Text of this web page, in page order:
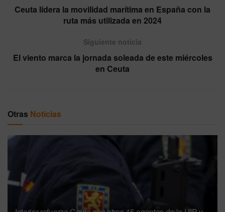
Ceuta lidera la movilidad marítima en España con la
ruta más utilizada en 2024
Siguiente noticia
El viento marca la jornada soleada de este miércoles
en Ceuta
Otras Noticias